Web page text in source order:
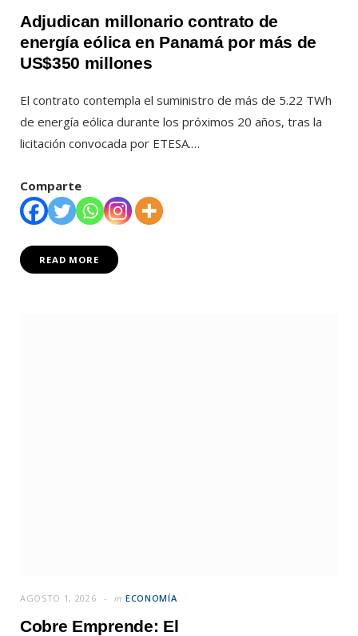
Adjudican millonario contrato de
energía eólica en Panamá por más de
US$350 millones
El contrato contempla el suministro de más de 5.22 TWh
de energía eólica durante los próximos 20 años, tras la
licitación convocada por ETESA.…
Comparte
READ MORE
AGOSTO 1, 2026 in ECONOMÍA
Cobre Emprende: El